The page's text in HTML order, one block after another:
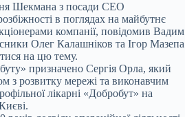
Шекмана з посади СЕО
в поглядах на майбутнє
компанії, повідомив Вадим
Олег Калашніков та Ігор Мазепа
на цю тему.
призначено Сергія Орла, який
з розвитку мережі та виконавчим
лікарні «Добробут» на